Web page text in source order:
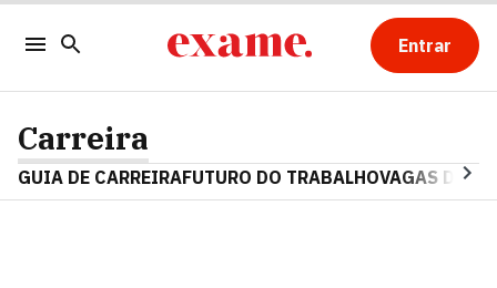
Entrar
Carreira
GUIA DE CARREIRAFUTURO DO TRABALHOVAGAS DE